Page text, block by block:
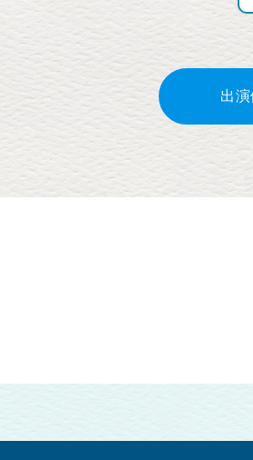
とと姉ちゃん』小橋常子(子供時代) 役
「こどものうた」ナビゲーター
出